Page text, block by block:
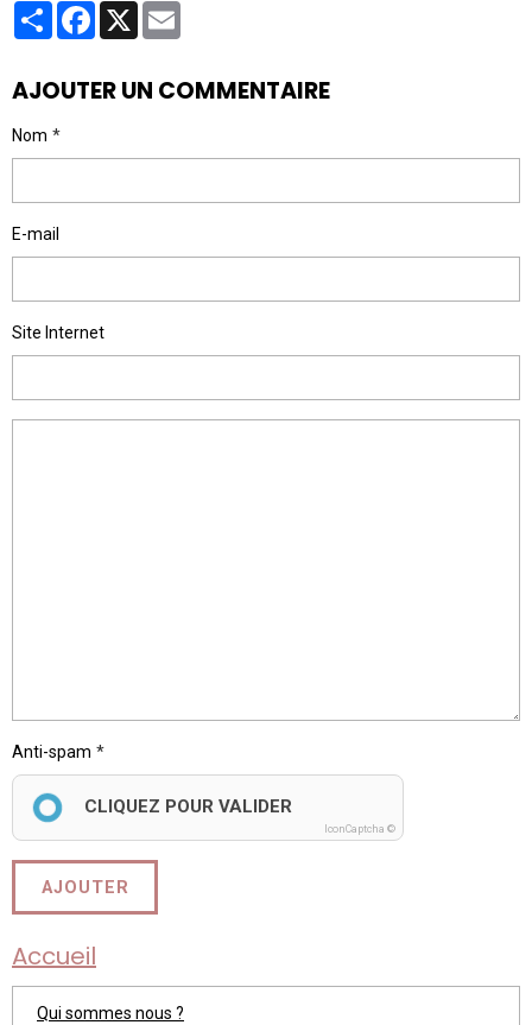
PartagerFacebook
X
AJOUTER UN COMMENTAIRE
Nom
E-mail
Site Internet
Anti-spam
CLIQUEZ POUR VALIDER
IconCaptcha ©
AJOUTER
Accueil
Qui sommes nous ?